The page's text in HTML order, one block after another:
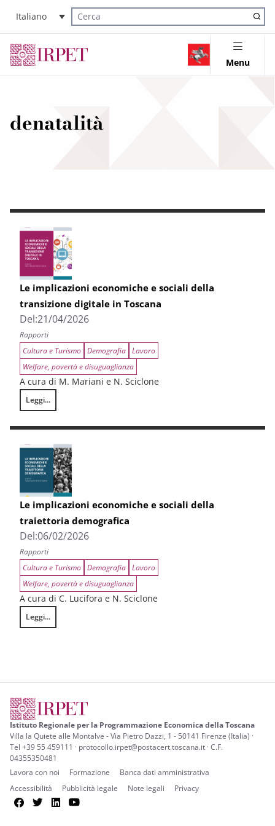
Italiano
Cerca nel sito
Menu
denatalità
Le implicazioni economiche e sociali della
transizione digitale in Toscana
Del:21/04/2026
Rapporti
Cultura e Turismo Demografia Lavoro
Welfare, povertà e disuguaglianza
A cura di M. Mariani e N. Sciclone
Leggi...
Le implicazioni economiche e sociali della transizione digitale in
Le implicazioni economiche e sociali della
traiettoria demografica
Del:06/02/2026
Rapporti
Cultura e Turismo Demografia Lavoro
Welfare, povertà e disuguaglianza
A cura di C. Lucifora e N. Sciclone
Leggi...
Le implicazioni economiche e sociali della traiettoria demografica
Istituto Regionale per la Programmazione Economica della Toscana
Villa la Quiete alle Montalve - Via Pietro Dazzi, 1 - 50141 Firenze (Italia) ·
Tel +39 55 459111 · protocollo.irpet@postacert.toscana.it · C.F.
04355350481
Lavora con noi
Formazione
Banca dati amministrativa
Accessibilità
Pubblicità legale Note legali Privacy
Facebook
TwitterLinkedIn